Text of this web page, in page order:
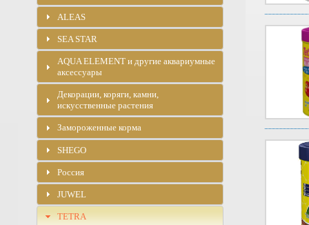
ALEAS
SEA STAR
AQUA ELEMENT и другие аквариумные
аксессуары
Декорации, коряги, камни,
искусственные растения
Замороженные корма
SHEGO
Россия
JUWEL
TETRA